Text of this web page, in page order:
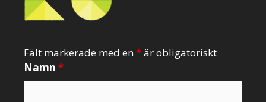
Fält markerade med en*är obligatoriskt
Namn *